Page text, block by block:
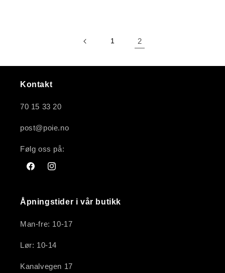
1 2
Kontakt
70 15 33 20
post@poie.no
Følg oss på:
FacebookInstagram
Åpningstider i vår butikk
Man-fre: 10-17
Lør: 10-14
Kanalvegen 17